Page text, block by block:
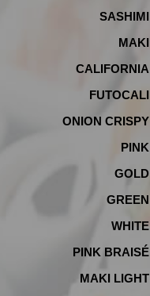
SASHIMI
MAKI
CALIFORNIA
FUTOCALI
ONION CRISPY
PINK
GOLD
GREEN
WHITE
PINK BRAISÉ
MAKI LIGHT